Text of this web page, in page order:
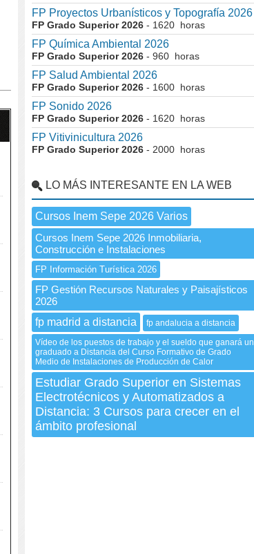
FP Proyectos Urbanísticos y Topografía 2026
FP Grado Superior 2026 - 1620 horas
FP Química Ambiental 2026
FP Grado Superior 2026 - 960 horas
FP Salud Ambiental 2026
FP Grado Superior 2026 - 1600 horas
FP Sonido 2026
FP Grado Superior 2026 - 1620 horas
FP Vitivinicultura 2026
FP Grado Superior 2026 - 2000 horas
LO MÁS INTERESANTE EN LA WEB
Cursos Inem Sepe 2026 Varios
Cursos Inem Sepe 2026 Inmobiliaria,
Construcción e Instalaciones
FP Información Turística 2026
FP Gestión Recursos Naturales y Paisajísticos
2026
fp madrid a distancia
fp andalucia a distancia
Vídeo de los puestos de trabajo y el sueldo que ganará un
graduado a Distancia del Curso Formativo de Grado
Medio de Instalaciones de Producción de Calor
Estudiar Grado Superior en Sistemas
Electrotécnicos y Automatizados a
Distancia: 3 Cursos para crecer en el
ámbito profesional